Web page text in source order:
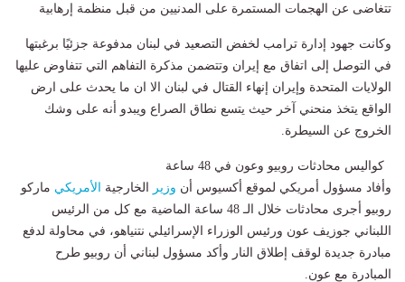
تتغاضى عن الهجمات المستمرة على المدنيين من قبل منظمة إرهابية
وكانت جهود إدارة ترامب لخفض التصعيد في لبنان مدفوعة جزئيًا برغبتها
في التوصل إلى اتفاق مع إيران وتتضمن مذكرة التفاهم التي تتفاوض عليها
الولايات المتحدة وإيران إنهاء القتال في لبنان الا ان ما يحدث على ارض
الواقع يتخذ منحني آخر حيث يتسع نطاق الصراع ويبدو أنه على وشك
الخروج عن السيطرة.
كواليس محادثات روبيو وعون في 48 ساعة
وأفاد مسؤول أمريكي لموقع أكسيوس أن وزير الخارجية الأمريكي ماركو
روبيو أجرى محادثات خلال الـ 48 ساعة الماضية مع كل من الرئيس
اللبناني جوزيف عون ورئيس الوزراء الإسرائيلي نتنياهو، في محاولة لدفع
مبادرة جديدة لوقف إطلاق النار وأكد مسؤول لبناني أن روبيو طرح
المبادرة مع عون.